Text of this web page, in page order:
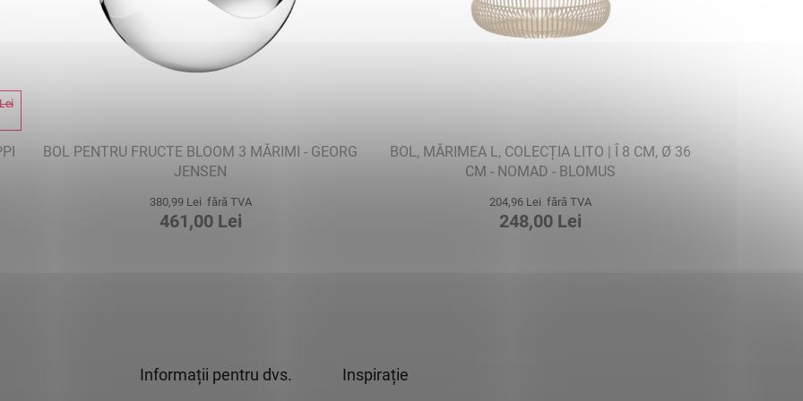
BOL PENTRU FRUCTE BLOOM 3 MĂRIMI - GEORG
JENSEN
380,99 Lei fără TVA
461,00 Lei
BOL, MĂRIMEA L, COLECȚIA LITO | Î 8 CM, Ø 36
CM - NOMAD - BLOMUS
204,96 Lei fără TVA
248,00 Lei
Informații pentru dvs. Inspirație